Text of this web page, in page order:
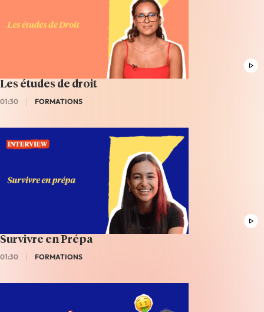
Les études de droit
01:30 FORMATIONS
Survivre en Prépa
01:30 FORMATIONS